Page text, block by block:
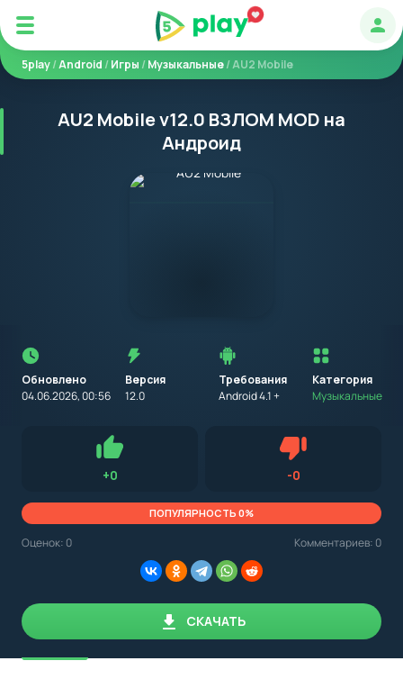
5play/Android /Игры /Музыкальные/ AU2 Mobile
AU2 Mobile v12.0 ВЗЛОМ MOD на
Андроид
Обновлено
04.06.2026, 00:56
Версия
12.0
Требования
Android 4.1 +
установкой
приложения
на
устройство
с
указываем
минимальные
необходимые
Категория
Музыкальные
обращать внимание на установленную версию Android
OS. Мы указываем минимально необходимую версию для
+0Нравится -0Не нравится
ПОПУЛЯРНОСТЬ 0%
Оценок: 0 Комментариев: 0
СКАЧАТЬ